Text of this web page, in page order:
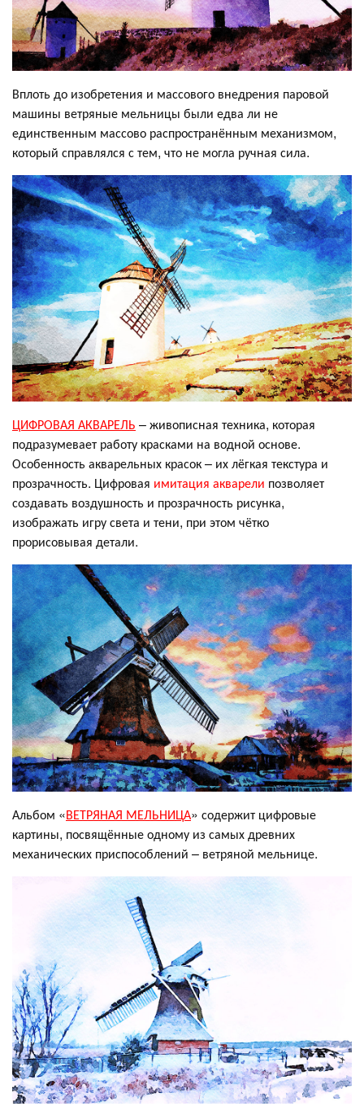
Вплоть до изобретения и массового внедрения паровой
машины ветряные мельницы были едва ли не
единственным массово распространённым механизмом,
который справлялся с тем, что не могла ручная сила.
ЦИФРОВАЯ АКВАРЕЛЬ – живописная техника, которая
подразумевает работу красками на водной основе.
Особенность акварельных красок – их лёгкая текстура и
прозрачность. Цифровая имитация акварели позволяет
создавать воздушность и прозрачность рисунка,
изображать игру света и тени, при этом чётко
прорисовывая детали.
Альбом «ВЕТРЯНАЯ МЕЛЬНИЦА» содержит цифровые
картины, посвящённые одному из самых древних
механических приспособлений – ветряной мельнице.